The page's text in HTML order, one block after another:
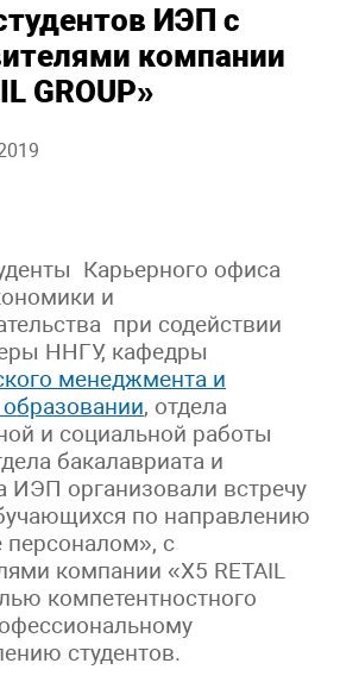
ИЭП с
компании
GROUP»
Карьерного офиса
и
при содействии
ННГУ, кафедры
менеджмента и
, отдела
и социальной работы
бакалавриата и
ИЭП организовали встречу
по направлению
персоналом», с
компании «X5 RЕTAIL
компетентностного
студентов.